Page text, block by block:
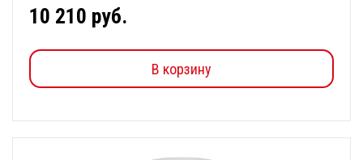
10 210 руб.
В корзину